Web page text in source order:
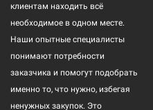
клиентам находить всё
необходимое в одном месте.
Наши опытные специалисты
понимают потребности
заказчика и помогут подобрать
именно то, что нужно, избегая
ненужных закупок. Это